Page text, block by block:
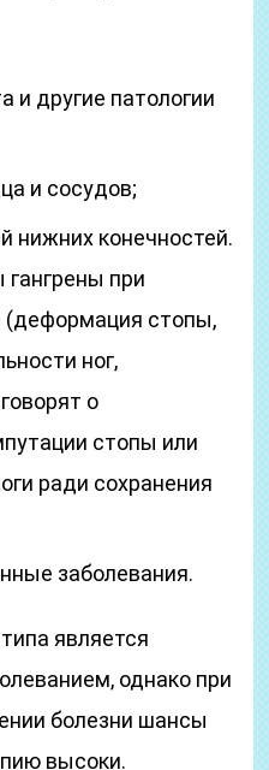
и другие патологии
и сосудов;
нижних конечностей.
при
(деформация стопы,
ног,
о
стопы или
ради сохранения
заболевания.
является
однако при
болезни шансы
высоки.